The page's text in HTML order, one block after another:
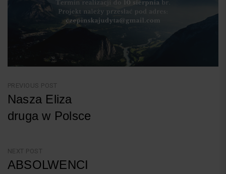
Nawigacja
wpisu
PREVIOUS POST
Nasza Eliza
druga w Polsce
NEXT POST
ABSOLWENCI